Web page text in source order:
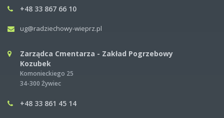
+48 33 867 66 10
ug@radziechowy-wieprz.pl
Zarządca Cmentarza - Zakład Pogrzebowy
Kozubek
Komonieckiego 25
34-300 Żywiec
+48 33 861 45 14